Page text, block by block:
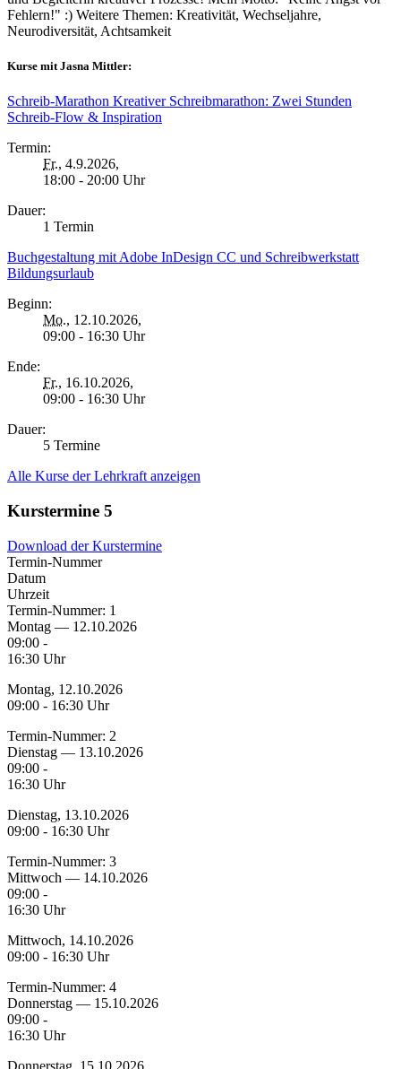
Fehlern!" :) Weitere Themen: Kreativität, Wechseljahre,
Neurodiversität, Achtsamkeit
Kurse mit Jasna Mittler:
Schreib-Marathon Kreativer Schreibmarathon: Zwei Stunden
Schreib-Flow & Inspiration
Termin:
Fr., 4.9.2026,
18:00 - 20:00 Uhr
Dauer:
1 Termin
Buchgestaltung mit Adobe InDesign CC und Schreibwerkstatt
Bildungsurlaub
Beginn:
Mo., 12.10.2026,
09:00 - 16:30 Uhr
Ende:
Fr., 16.10.2026,
09:00 - 16:30 Uhr
Dauer:
5 Termine
Alle Kurse der Lehrkraft anzeigen
Kurstermine 5
Download der Kurstermine
Termin-Nummer
Datum
Uhrzeit
Termin-Nummer: 1
Montag — 12.10.2026
09:00 -
16:30 Uhr
Montag, 12.10.2026
09:00 - 16:30 Uhr
Termin-Nummer: 2
Dienstag — 13.10.2026
09:00 -
16:30 Uhr
Dienstag, 13.10.2026
09:00 - 16:30 Uhr
Termin-Nummer: 3
Mittwoch — 14.10.2026
09:00 -
16:30 Uhr
Mittwoch, 14.10.2026
09:00 - 16:30 Uhr
Termin-Nummer: 4
Donnerstag — 15.10.2026
09:00 -
16:30 Uhr
Donnerstag, 15.10.2026